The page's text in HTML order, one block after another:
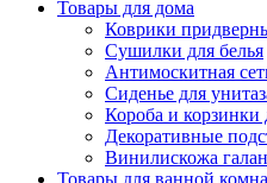
Товары для дома
Коврики
Сушилки для белья
Антимоскитная
Сиденье для
Короба и корзинки
Декоративные
Винилискожа
Товары для ванной